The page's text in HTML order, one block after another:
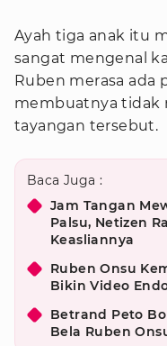
Ayah tiga anak itu
sangat mengenal
Ruben merasa ada
membuatnya tidak
tayangan tersebut.
Baca Juga :
Jam Tangan
Palsu, Netizen
Keasliannya
Ruben Onsu
Bikin Video
Betrand Peto
Bela Ruben